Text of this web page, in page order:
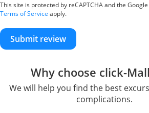
This site is protected by reCAPTCHA and the Google
Terms of Service apply.
Submit review
Why choose click-
We will help you find the best
complications.